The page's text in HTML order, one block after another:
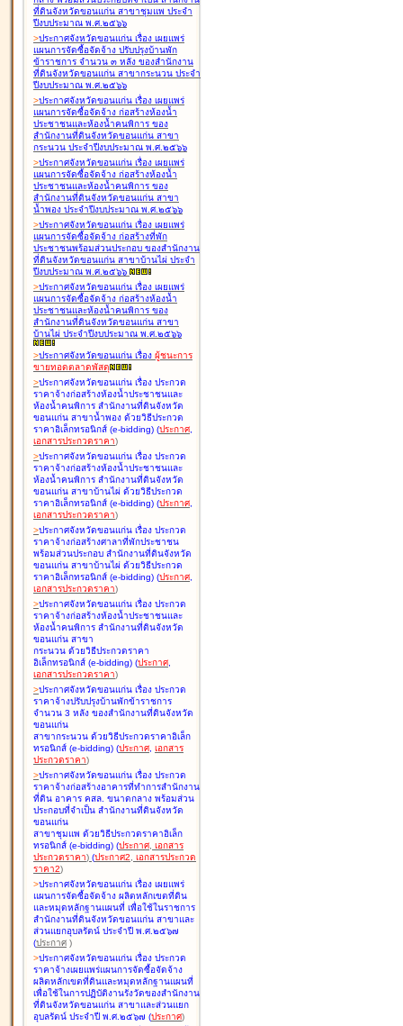
ที่ดินจังหวัดขอนแก่น สาขาชุมแพ ประจำ
ปีงบประมาณ พ.ศ.๒๕๖๖
>ประกาศจังหวัดขอนแก่น เรื่อง เผยแพร่
แผนการจัดซื้อจัดจ้าง ปรับปรุงบ้านพัก
ข้าราชการ จำนวน ๓ หลัง ของสำนักงาน
ที่ดินจังหวัดขอนแก่น สาขากระนวน ประจำ
ปีงบประมาณ พ.ศ.๒๕๖๖
>ประกาศจังหวัดขอนแก่น เรื่อง เผยแพร่
แผนการจัดซื้อจัดจ้าง ก่อสร้างห้องน้ำ
ประชาชนและห้องน้ำคนพิการ ของ
สำนักงานที่ดินจังหวัดขอนแก่น สาขา
กระนวน ประจำปีงบประมาณ พ.ศ.๒๕๖๖
>ประกาศจังหวัดขอนแก่น เรื่อง เผยแพร่
แผนการจัดซื้อจัดจ้าง ก่อสร้างห้องน้ำ
ประชาชนและห้องน้ำคนพิการ ของ
สำนักงานที่ดินจังหวัดขอนแก่น สาขา
น้ำพอง ประจำปีงบประมาณ พ.ศ.๒๕๖๖
>ประกาศจังหวัดขอนแก่น เรื่อง เผยแพร่
แผนการจัดซื้อจัดจ้าง ก่อสร้างที่พัก
ประชาชนพร้อมส่วนประกอบ ของสำนักงาน
ที่ดินจังหวัดขอนแก่น สาขาบ้านไผ่ ประจำ
ปีงบประมาณ พ.ศ.๒๕๖๖
>ประกาศจังหวัดขอนแก่น เรื่อง เผยแพร่
แผนการจัดซื้อจัดจ้าง ก่อสร้างห้องน้ำ
ประชาชนและห้องน้ำคนพิการ ของ
สำนักงานที่ดินจังหวัดขอนแก่น สาขา
บ้านไผ่ ประจำปีงบประมาณ พ.ศ.๒๕๖๖
>ประกาศจังหวัดขอนแก่น เรื่อง ผู้ชนะการ
ขายทอดตลาดพัสดุ
>ประกาศจังหวัดขอนแก่น เรื่อง ประกวด
ราคาจ้างก่อสร้างห้องน้ำประชาชนและ
ห้องน้ำคนพิการ สำนักงานที่ดินจังหวัด
ขอนแก่น สาขาน้ำพอง ด้วยวิธีประกวด
ราคาอิเล็กทรอนิกส์ (e-bidding) (ประกาศ,
เอกสารประกวดราคา)
>ประกาศจังหวัดขอนแก่น เรื่อง ประกวด
ราคาจ้างก่อสร้างห้องน้ำประชาชนและ
ห้องน้ำคนพิการ สำนักงานที่ดินจังหวัด
ขอนแก่น สาขาบ้านไผ่ ด้วยวิธีประกวด
ราคาอิเล็กทรอนิกส์ (e-bidding) (ประกาศ,
เอกสารประกวดราคา)
>ประกาศจังหวัดขอนแก่น เรื่อง ประกวด
ราคาจ้างก่อสร้างศาลาที่พักประชาชน
พร้อมส่วนประกอบ สำนักงานที่ดินจังหวัด
ขอนแก่น สาขาบ้านไผ่ ด้วยวิธีประกวด
ราคาอิเล็กทรอนิกส์ (e-bidding) (ประกาศ,
เอกสารประกวดราคา)
>ประกาศจังหวัดขอนแก่น เรื่อง ประกวด
ราคาจ้างก่อสร้างห้องน้ำประชาชนและ
ห้องน้ำคนพิการ สำนักงานที่ดินจังหวัด
ขอนแก่น สาขา
กระนวน ด้วยวิธีประกวดราคา
อิเล็กทรอนิกส์ (e-bidding) (ประกาศ,
เอกสารประกวดราคา)
>ประกาศจังหวัดขอนแก่น เรื่อง ประกวด
ราคาจ้างปรับปรุงบ้านพักข้าราชการ
จำนวน 3 หลัง ของสำนักงานที่ดินจังหวัด
ขอนแก่น
สาขากระนวน ด้วยวิธีประกวดราคาอิเล็ก
ทรอนิกส์ (e-bidding) (ประกาศ, เอกสาร
ประกวดราคา)
>ประกาศจังหวัดขอนแก่น เรื่อง ประกวด
ราคาจ้างก่อสร้างอาคารที่ทำการสำนักงาน
ที่ดิน อาคาร คสล. ขนาดกลาง พร้อมส่วน
ประกอบที่จำเป็น สำนักงานที่ดินจังหวัด
ขอนแก่น
สาขาชุมแพ ด้วยวิธีประกวดราคาอิเล็ก
ทรอนิกส์ (e-bidding) (ประกาศ, เอกสาร
ประกวดราคา) (ประกาศ2, เอกสารประกวด
ราคา2)
>ประกาศจังหวัดขอนแก่น เรื่อง เผยแพร่
แผนการจัดซื้อจัดจ้าง ผลิตหลักเขตที่ดิน
และหมุดหลักฐานแผนที่ เพื่อใช้ในราชการ
สำนักงานที่ดินจังหวัดขอนแก่น สาขาและ
ส่วนแยกอุบลรัตน์ ประจำปี พ.ศ.๒๕๖๗
(ประกาศ )
>ประกาศจังหวัดขอนแก่น เรื่อง ประกวด
ราคาจ้างเผยแพร่แผนการจัดซื้อจัดจ้าง
ผลิตหลักเขตที่ดินและหมุดหลักฐานแผนที่
เพื่อใช้ในการปฏิบัติงานรังวัดของสำนักงาน
ที่ดินจังหวัดขอนแก่น สาขาและส่วนแยก
อุบลรัตน์ ประจำปี พ.ศ.๒๕๖๗ (ประกาศ)